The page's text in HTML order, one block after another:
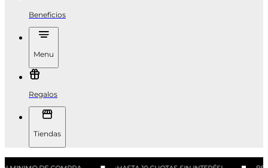
Beneficios
Menu
Regalos
Tiendas